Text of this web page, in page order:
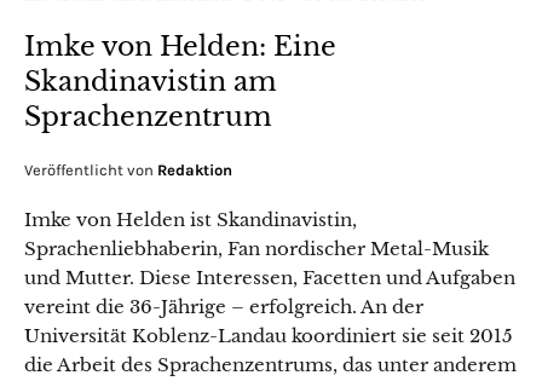
Imke von Helden: Eine
Skandinavistin am
Sprachenzentrum
Veröffentlicht von Redaktion
Imke von Helden ist Skandinavistin,
Sprachenliebhaberin, Fan nordischer Metal-Musik
und Mutter. Diese Interessen, Facetten und Aufgaben
vereint die 36-Jährige – erfolgreich. An der
Universität Koblenz-Landau koordiniert sie seit 2015
die Arbeit des Sprachenzentrums, das unter anderem